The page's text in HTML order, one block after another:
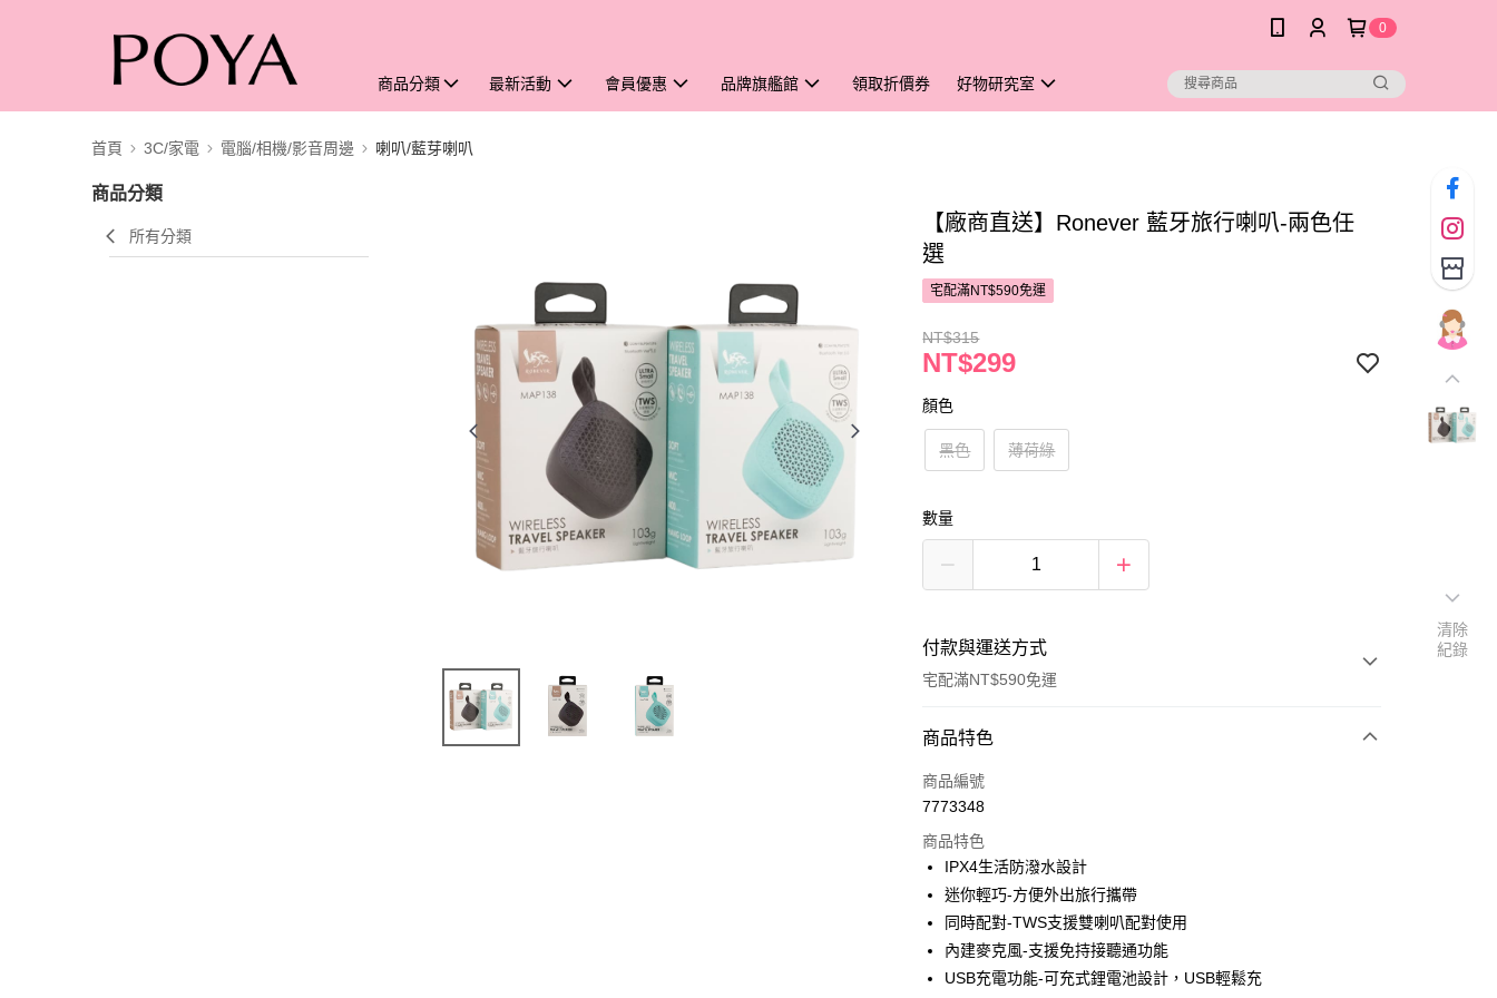
0
商品分類 最新活動 會員優惠 品牌旗艦館 領取折價券 好物研究室
首頁 3C/家電 電腦/相機/影音周邊 喇叭/藍芽喇叭
商品分類
所有分類
【廠商直送】Ronever 藍牙旅行喇叭-兩色任
選
宅配滿NT$590免運
NT$315
NT$299
顏色
黑色 薄荷綠
數量
付款與運送方式
宅配滿NT$590免運
付款方式
POYA支付
LINE Pay
Apple Pay
街口支付
悠遊付
商品特色
商品編號
7773348
商品特色
IPX4生活防潑水設計
迷你輕巧-方便外出旅行攜帶
同時配對-TWS支援雙喇叭配對使用
內建麥克風-支援免持接聽通功能
USB充電功能-可充式鋰電池設計，USB輕鬆充
清除
紀錄